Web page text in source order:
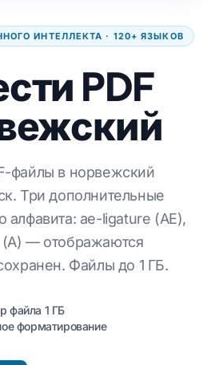
ИНТЕЛЛЕКТА · 120+ ЯЗЫКОВ
PDF
файлы в норвежский
Три дополнительные
алфавита: ae-ligature (AE),
— отображаются
Файлы до 1 ГБ.
файла 1 ГБ
форматирование